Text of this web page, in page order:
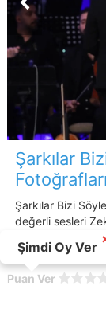
Şarkılar
Fotoğrafları
Şarkılar Bizi
değerli sesleri
Ayşen Birgör
Puan Ver
Şimdi Oy Ver